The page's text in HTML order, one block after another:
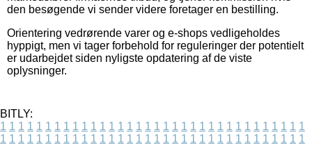
den besøgende vi sender videre foretager en bestilling.
Orientering vedrørende varer og e-shops vedligeholdes
hyppigt, men vi tager forbehold for reguleringer der potentielt
er udarbejdet siden nyligste opdatering af de viste
oplysninger.
BITLY:
1 1 1 1 1 1 1 1 1 1 1 1 1 1 1 1 1 1 1 1 1 1 1 1 1 1 1 1 1 1 1 1 1 1
1 1 1 1 1 1 1 1 1 1 1 1 1 1 1 1 1 1 1 1 1 1 1 1 1 1 1 1 1 1 1 1 1 1